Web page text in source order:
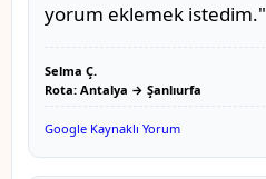
yorum eklemek istedim."
Selma Ç.
Rota: Antalya → Şanlıurfa
Google Kaynaklı Yorum